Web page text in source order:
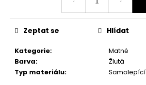
Kategorie:
Matné
Barva:
Žlutá
Typ materiálu: Samolepící
Zeptat se Hlídat